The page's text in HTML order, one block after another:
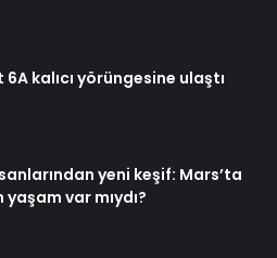
kalıcı yörüngesine ulaştı
yeni keşif: Mars’ta
var mıydı?